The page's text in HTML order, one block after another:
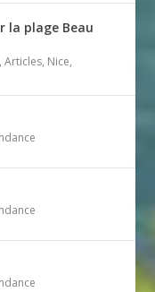
la plage Beau
,Articles, Nice,